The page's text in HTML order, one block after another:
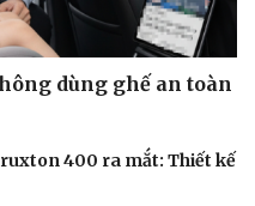
dùng ghế an toàn
400 ra mắt: Thiết kế